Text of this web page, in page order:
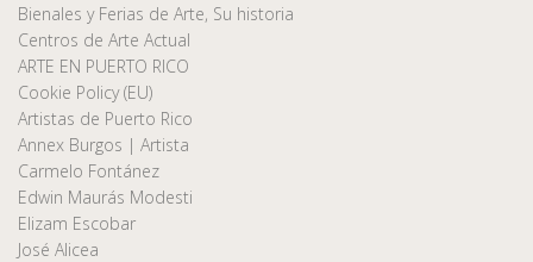
Bienales y Ferias de Arte, Su historia
Centros de Arte Actual
ARTE EN PUERTO RICO
Cookie Policy (EU)
Artistas de Puerto Rico
Annex Burgos | Artista
Carmelo Fontánez
Edwin Maurás Modesti
Elizam Escobar
José Alicea